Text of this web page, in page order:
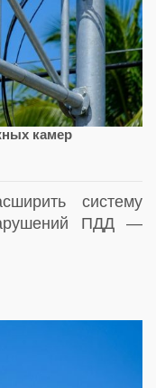
камер
систему
ПДД —